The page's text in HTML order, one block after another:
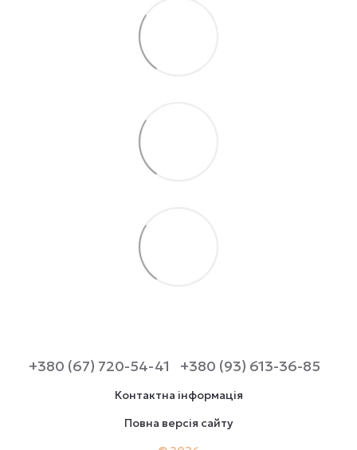
+380 (67) 720-54-41 +380 (93) 613-36-85
Контактна інформація
Повна версія сайту